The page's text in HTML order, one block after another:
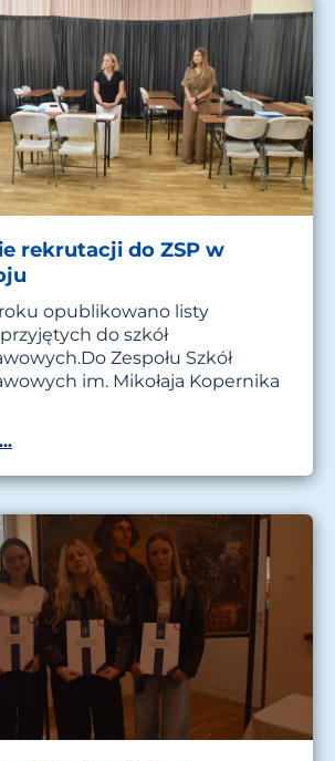
rekrutacji do ZSP w
opublikowano listy
do szkół
Zespołu Szkół
im. Mikołaja Kopernika